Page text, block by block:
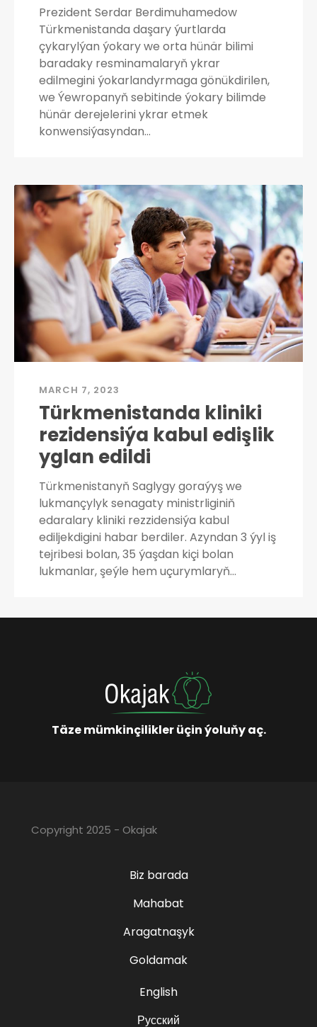
Prezident Serdar Berdimuhamedow
Türkmenistanda daşary ýurtlarda
çykarylýan ýokary we orta hünär bilimi
baradaky resminamalaryň ykrar
edilmegini ýokarlandyrmaga gönükdirilen,
we Ýewropanyň sebitinde ýokary bilimde
hünär derejelerini ykrar etmek
konwensiýasyndan…
MARCH 7, 2023
Türkmenistanda kliniki
rezidensiýa kabul edişlik
yglan edildi
Türkmenistanyň Saglygy goraýyş we
lukmançylyk senagaty ministrliginiň
edaralary kliniki rezzidensiýa kabul
ediljekdigini habar berdiler. Azyndan 3 ýyl iş
tejribesi bolan, 35 ýaşdan kiçi bolan
lukmanlar, şeýle hem uçurymlaryň…
Täze mümkinçilikler üçin ýoluňy aç.
Copyright 2025 - Okajak
Biz barada
Mahabat
Aragatnaşyk
Goldamak
English
Русский